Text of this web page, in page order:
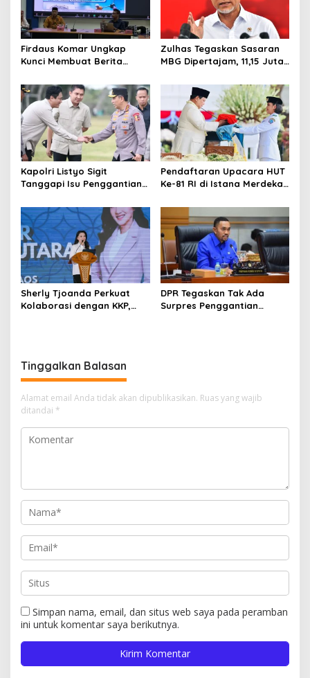
Firdaus Komar Ungkap
Kunci Membuat Berita
Raden Fatah Perkuat
Branding Lewat Publikasi
Zulhas Tegaskan Sasaran
MBG Dipertajam, 11,15 Juta
Prioritas
Kapolri Listyo Sigit
Tanggapi Isu Penggantian,
Jabatan Hak Prerogatif
Presiden
Pendaftaran Upacara HUT
Ke-81 RI di Istana Merdeka
Bisa Daftar Mulai Hari Ini
Sherly Tjoanda Perkuat
Kolaborasi dengan KKP,
DPR Tegaskan Tak Ada
Surpres Penggantian
Tinggalkan Balasan
Alamat email Anda tidak akan dipublikasikan. Ruas yang wajib
ditandai *
Simpan nama, email, dan situs web saya pada peramban
ini untuk komentar saya berikutnya.